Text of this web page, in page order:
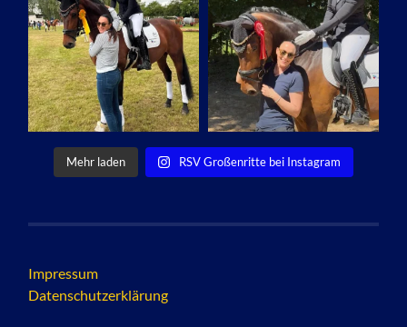
Mehr laden RSV Großenritte bei Instagram
Impressum
Datenschutzerklärung